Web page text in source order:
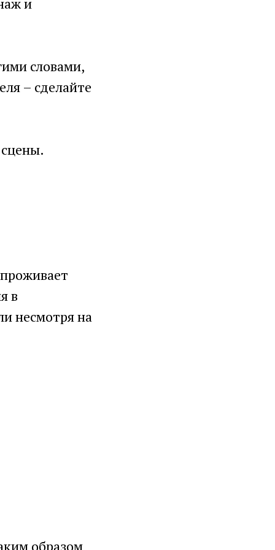
и
словами,
– сделайте
в
несмотря на
образом